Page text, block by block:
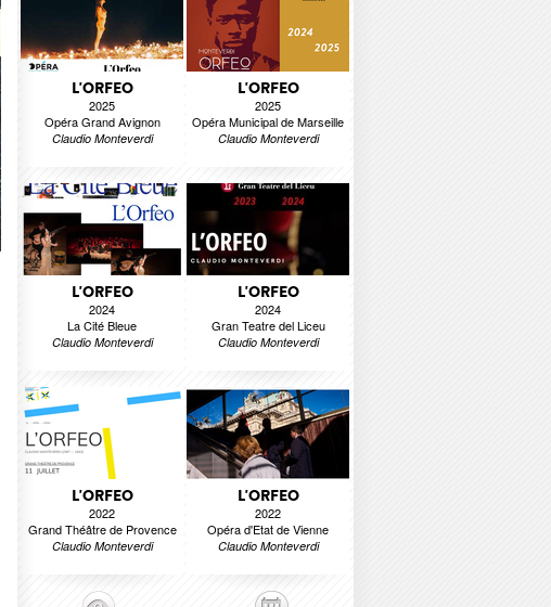
L'ORFEO
2025
Opéra Grand Avignon
Claudio Monteverdi
L'ORFEO
2025
Opéra Municipal de Marseille
Claudio Monteverdi
L'ORFEO
2024
La Cité Bleue
Claudio Monteverdi
L'ORFEO
2024
Gran Teatre del Liceu
Claudio Monteverdi
L'ORFEO
2022
Grand Théâtre de Provence
Claudio Monteverdi
L'ORFEO
2022
Opéra d'Etat de Vienne
Claudio Monteverdi